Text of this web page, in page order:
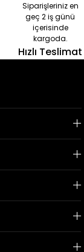
Siparişleriniz en
geç 2 iş günü
içerisinde
kargoda.
Hızlı Teslimat